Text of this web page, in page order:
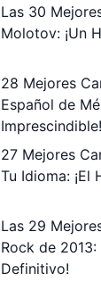
Las 30
Molotov: ¡Un
28 Mejores
Español de
Imprescindible!
27 Mejores
Tu Idioma:
Las 29
Rock de 2013:
Definitivo!